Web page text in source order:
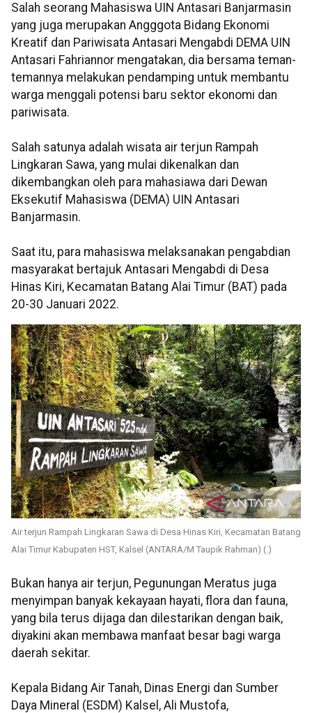
Salah seorang Mahasiswa UIN Antasari Banjarmasin
yang juga merupakan Angggota Bidang Ekonomi
Kreatif dan Pariwisata Antasari Mengabdi DEMA UIN
Antasari Fahriannor mengatakan, dia bersama teman-
temannya melakukan pendamping untuk membantu
warga menggali potensi baru sektor ekonomi dan
pariwisata.
Salah satunya adalah wisata air terjun Rampah
Lingkaran Sawa, yang mulai dikenalkan dan
dikembangkan oleh para mahasiawa dari Dewan
Eksekutif Mahasiswa (DEMA) UIN Antasari
Banjarmasin.
Saat itu, para mahasiswa melaksanakan pengabdian
masyarakat bertajuk Antasari Mengabdi di Desa
Hinas Kiri, Kecamatan Batang Alai Timur (BAT) pada
20-30 Januari 2022.
Air terjun Rampah Lingkaran Sawa di Desa Hinas Kiri, Kecamatan Batang
Alai Timur Kabupaten HST, Kalsel (ANTARA/M Taupik Rahman) (.)
Bukan hanya air terjun, Pegunungan Meratus juga
menyimpan banyak kekayaan hayati, flora dan fauna,
yang bila terus dijaga dan dilestarikan dengan baik,
diyakini akan membawa manfaat besar bagi warga
daerah sekitar.
Kepala Bidang Air Tanah, Dinas Energi dan Sumber
Daya Mineral (ESDM) Kalsel, Ali Mustofa,